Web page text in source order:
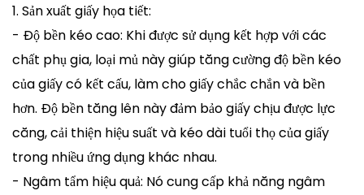
1. Sản xuất giấy họa tiết:
- Độ bền kéo cao: Khi được sử dụng kết hợp với các
chất phụ gia, loại mủ này giúp tăng cường độ bền kéo
của giấy có kết cấu, làm cho giấy chắc chắn và bền
hơn. Độ bền tăng lên này đảm bảo giấy chịu được lực
căng, cải thiện hiệu suất và kéo dài tuổi thọ của giấy
trong nhiều ứng dụng khác nhau.
- Ngâm tẩm hiệu quả: Nó cung cấp khả năng ngâm